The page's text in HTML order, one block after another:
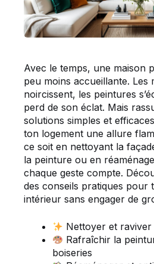
Avec le temps, une maison
peu moins accueillante. Les
noircissent, les peintures
perd de son éclat. Mais
solutions simples et
ton logement une allure
ce soit en nettoyant la
la peinture ou en
chaque geste compte.
des conseils pratiques pour
intérieur sans engager de
Nettoyer et raviver
Rafraîchir la
boiseries